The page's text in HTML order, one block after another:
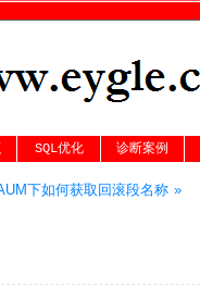
SQL优化 诊断案例
下如何获取回滚段名称 »